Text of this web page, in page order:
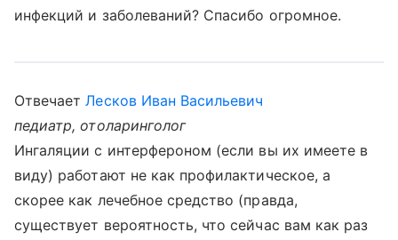
инфекций и заболеваний? Спасибо огромное.
ОтвечаетЛесков Иван Васильевич
педиатр, отоларинголог
Ингаляции с интерфероном (если вы их имеете в
виду) работают не как профилактическое, а
скорее как лечебное средство (правда,
существует вероятность, что сейчас вам как раз